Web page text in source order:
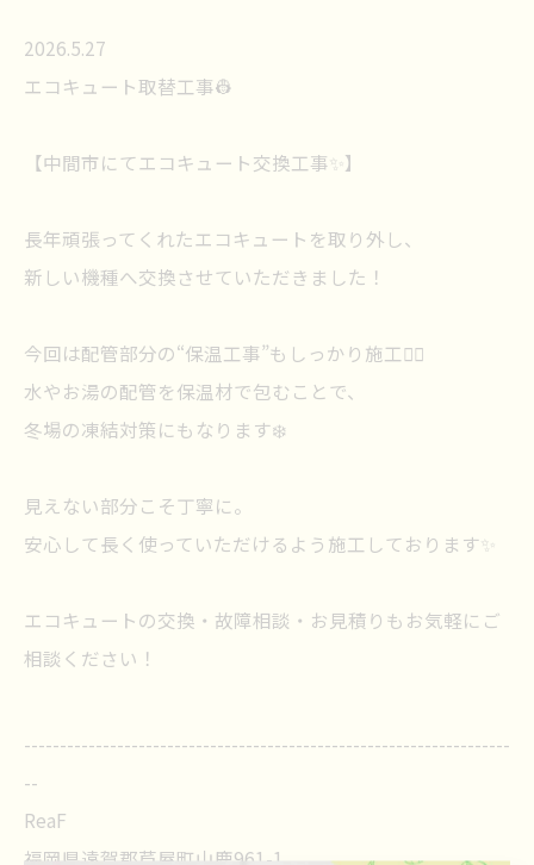
2026.5.27
エコキュート取替工事👷
【中間市にてエコキュート交換工事✨】
長年頑張ってくれたエコキュートを取り外し、
新しい機種へ交換させていただきました！
今回は配管部分の“保温工事”もしっかり施工👷‍♂️
水やお湯の配管を保温材で包むことで、
冬場の凍結対策にもなります❄️
見えない部分こそ丁寧に。
安心して長く使っていただけるよう施工しております✨
エコキュートの交換・故障相談・お見積りもお気軽にご
相談ください！
--------------------------------------------------------------------
--
ReaF
福岡県遠賀郡芦屋町山鹿961-1